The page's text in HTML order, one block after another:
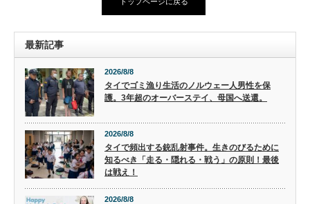
最新記事
2026/8/8
タイでゴミ漁り生活のノルウェー人男性を保
護。3年超のオーバーステイ、母国へ送還。
2026/8/8
タイで頻出する銃乱射事件。生きのびるために
知るべき「走る・隠れる・戦う」の原則！最後
は戦え！
2026/8/8